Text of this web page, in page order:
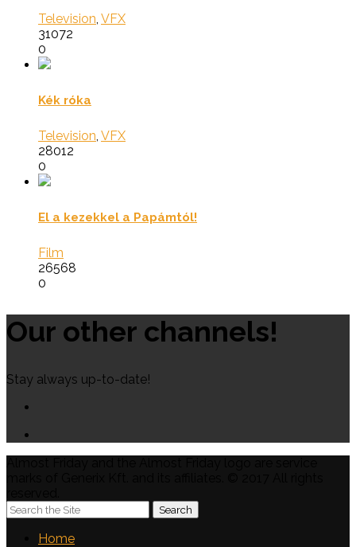
Television, VFX
31072
0
Kék róka
Television, VFX
28012
0
El a kezekkel a Papámtól!
Film
26568
0
Our other channels!
Stay always up-to-date!
Home